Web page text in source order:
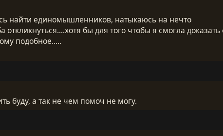
найти единомышленников, натыкаюсь на нечто
бы для того чтобы я смогла
подобное.....
буду, а так не чем помоч не могу.